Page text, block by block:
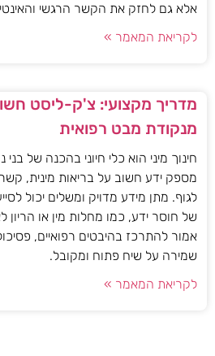
אלא גם לחזק את הקשר הרגשי
לקריאת המאמר »
מדריך מקצועי: צ'ק-ליסט
מנקודת מבט רפואית
חינוך מיני הוא כלי חיוני בהכנה של
מספק ידע חשוב על בריאות מינית,
לגוף. מתן מידע מדויק ומשלים יכול
של חוסר ידע, כמו מחלות מין או הריון
אמור להתרכז בהיבטים רפואיים,
שמירה על שיח פתוח ומקובל.
לקריאת המאמר »